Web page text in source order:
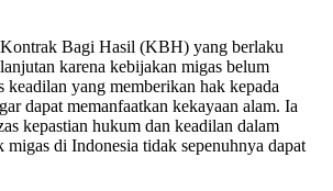
Bagi Hasil (KBH) yang berlaku
karena kebijakan migas belum
keadilan yang memberikan hak kepada
dapat memanfaatkan kekayaan alam. Ia
kepastian hukum dan keadilan dalam
migas di Indonesia tidak sepenuhnya dapat